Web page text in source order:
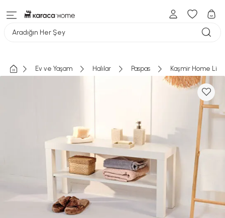
Aradığın Her Şey
Ev ve Yaşam Halılar Paspas Kaşmir Home Liv